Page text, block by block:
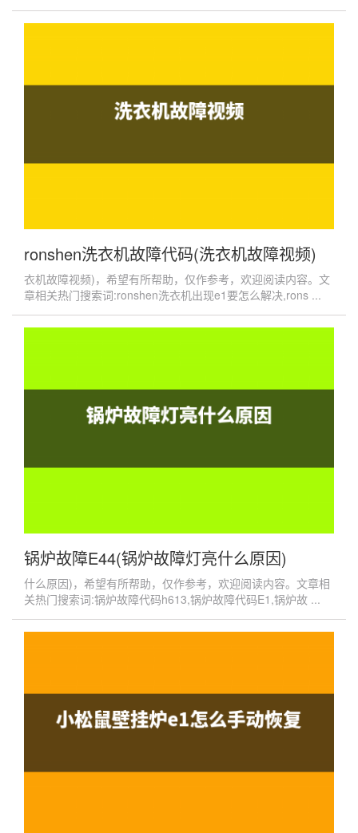
ronshen洗衣机故障代码(洗衣机故障视频)
衣机故障视频)，希望有所帮助，仅作参考，欢迎阅读内容。文
章相关热门搜索词:ronshen洗衣机出现e1要怎么解决,rons ...
锅炉故障E44(锅炉故障灯亮什么原因)
什么原因)，希望有所帮助，仅作参考，欢迎阅读内容。文章相
关热门搜索词:锅炉故障代码h613,锅炉故障代码E1,锅炉故 ...